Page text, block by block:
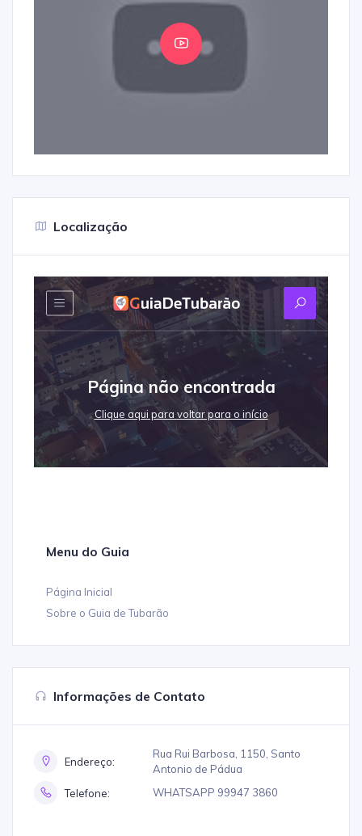
Localização
Informações de Contato
Endereço:
Rua Rui Barbosa, 1150, Santo
Antonio de Pádua
Telefone:
WHATSAPP 99947 3860